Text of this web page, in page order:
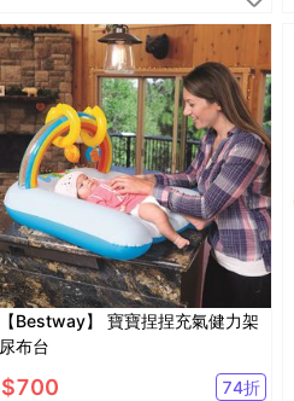
【Bestway】 寶寶捏捏充氣健力架
尿布台
$700 74折